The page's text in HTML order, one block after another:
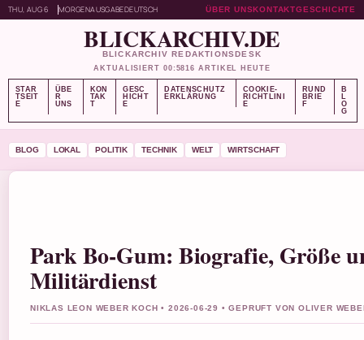
THU, AUG 6 MORGENAUSGABEDEUTSCH ÜBER UNSKONTAKTGESCHICHTE
BLICKARCHIV.DE
BLICKARCHIV REDAKTIONSDESK
AKTUALISIERT 00:5816 ARTIKEL HEUTE
STAR
TSEIT
E
ÜBE
R
UNS
KON
TAK
T
GESC
HICHT
E
DATENSCHUTZ
ERKLÄRUNG
COOKIE-
RICHTLINI
E
RUND
BRIE
F
B
L
O
G
BLOG LOKAL POLITIK TECHNIK WELT WIRTSCHAFT
Park Bo-Gum: Biografie, Größe
Militärdienst
NIKLAS LEON WEBER KOCH • 2026-06-29 • GEPRUFT VON OLIVER